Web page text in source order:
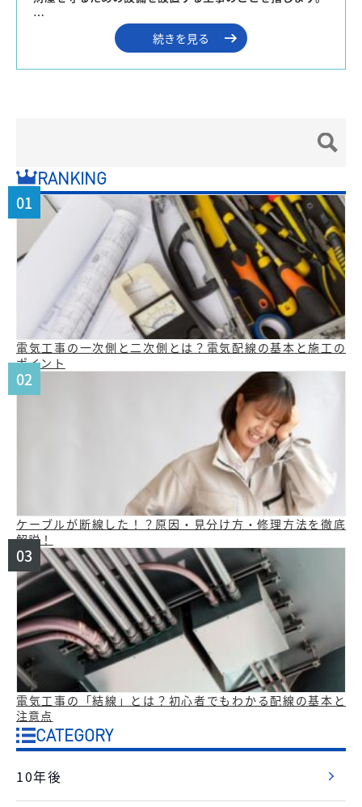
…
続きを見る
RANKING
電気工事の一次側と二次側とは？電気配線の基本と施工の
ポイント
ケーブルが断線した！？原因・見分け方・修理方法を徹底
解説！
電気工事の「結線」とは？初心者でもわかる配線の基本と
注意点
CATEGORY
10年後